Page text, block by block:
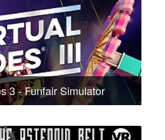
3 - Funfair Simulator